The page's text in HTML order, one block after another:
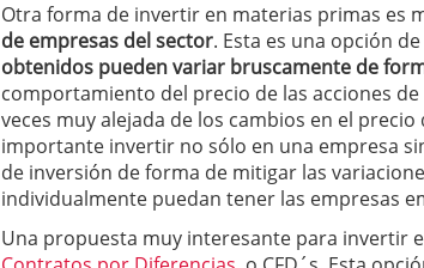
Otra forma de invertir en materias primas es
de empresas del sector. Esta es una opción
obtenidos pueden variar bruscamente de
comportamiento del precio de las acciones
veces muy alejada de los cambios en el
importante invertir no sólo en una empresa
de inversión de forma de mitigar las
individualmente puedan tener las empresas
Una propuesta muy interesante para invertir